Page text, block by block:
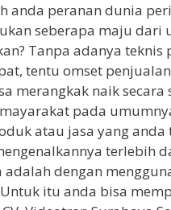
anda peranan dunia
seberapa maju dari
Tanpa adanya teknis
tentu omset
merangkak naik secara
pada
atau jasa yang anda
terlebih
adalah dengan
itu anda bisa